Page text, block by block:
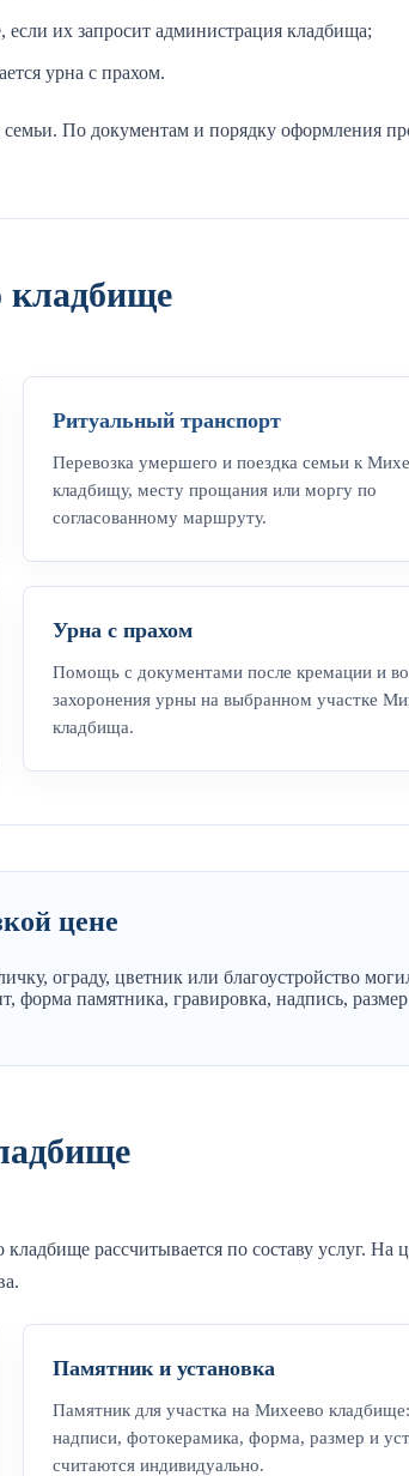
их запросит администрация кладбища;
урна с прахом.
По документам и порядку оформления
кладбище
Ритуальный транспорт
Перевозка умершего и поездка семьи к
кладбищу, месту прощания или моргу по
согласованному маршруту.
Урна с прахом
Помощь с документами после кремации и
захоронения урны на выбранном участке
кладбища.
цене
ограду, цветник или благоустройство
форма памятника, гравировка, надпись,
рассчитывается по составу услуг.
Памятник и установка
Памятник для участка на Михеево
надписи, фотокерамика, форма, размер и
считаются индивидуально.